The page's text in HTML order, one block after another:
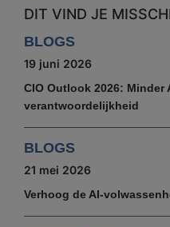
DIT VIND JE
BLOGS
19 juni 2026
CIO Outlook 2026: Minder
verantwoordelijkheid
BLOGS
21 mei 2026
Verhoog de AI-